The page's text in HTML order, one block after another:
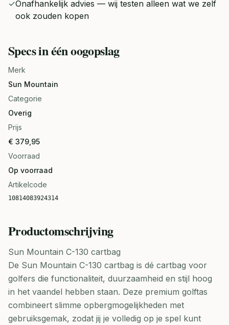
✓Onafhankelijk advies — wij testen alleen wat we zelf
ook zouden kopen
Specs in één oogopslag
Merk
Sun Mountain
Categorie
Overig
Prijs
€ 379,95
Voorraad
Op voorraad
Artikelcode
10814083924314
Productomschrijving
Sun Mountain C-130 cartbag
De Sun Mountain C-130 cartbag is dé cartbag voor
golfers die functionaliteit, duurzaamheid en stijl hoog
in het vaandel hebben staan. Deze premium golftas
combineert slimme opbergmogelijkheden met
gebruiksgemak, zodat jij je volledig op je spel kunt